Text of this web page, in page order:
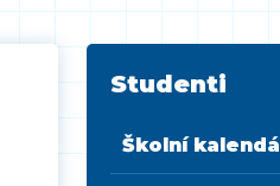
Studenti
Školní